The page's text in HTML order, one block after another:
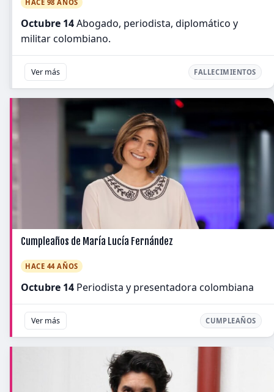
HACE 98 AÑOS
Octubre 14Abogado, periodista, diplomático y
militar colombiano.
Ver más FALLECIMIENTOS
Cumpleaños de María Lucía Fernández
HACE 44 AÑOS
Octubre 14 Periodista y presentadora colombiana
Ver más CUMPLEAÑOS